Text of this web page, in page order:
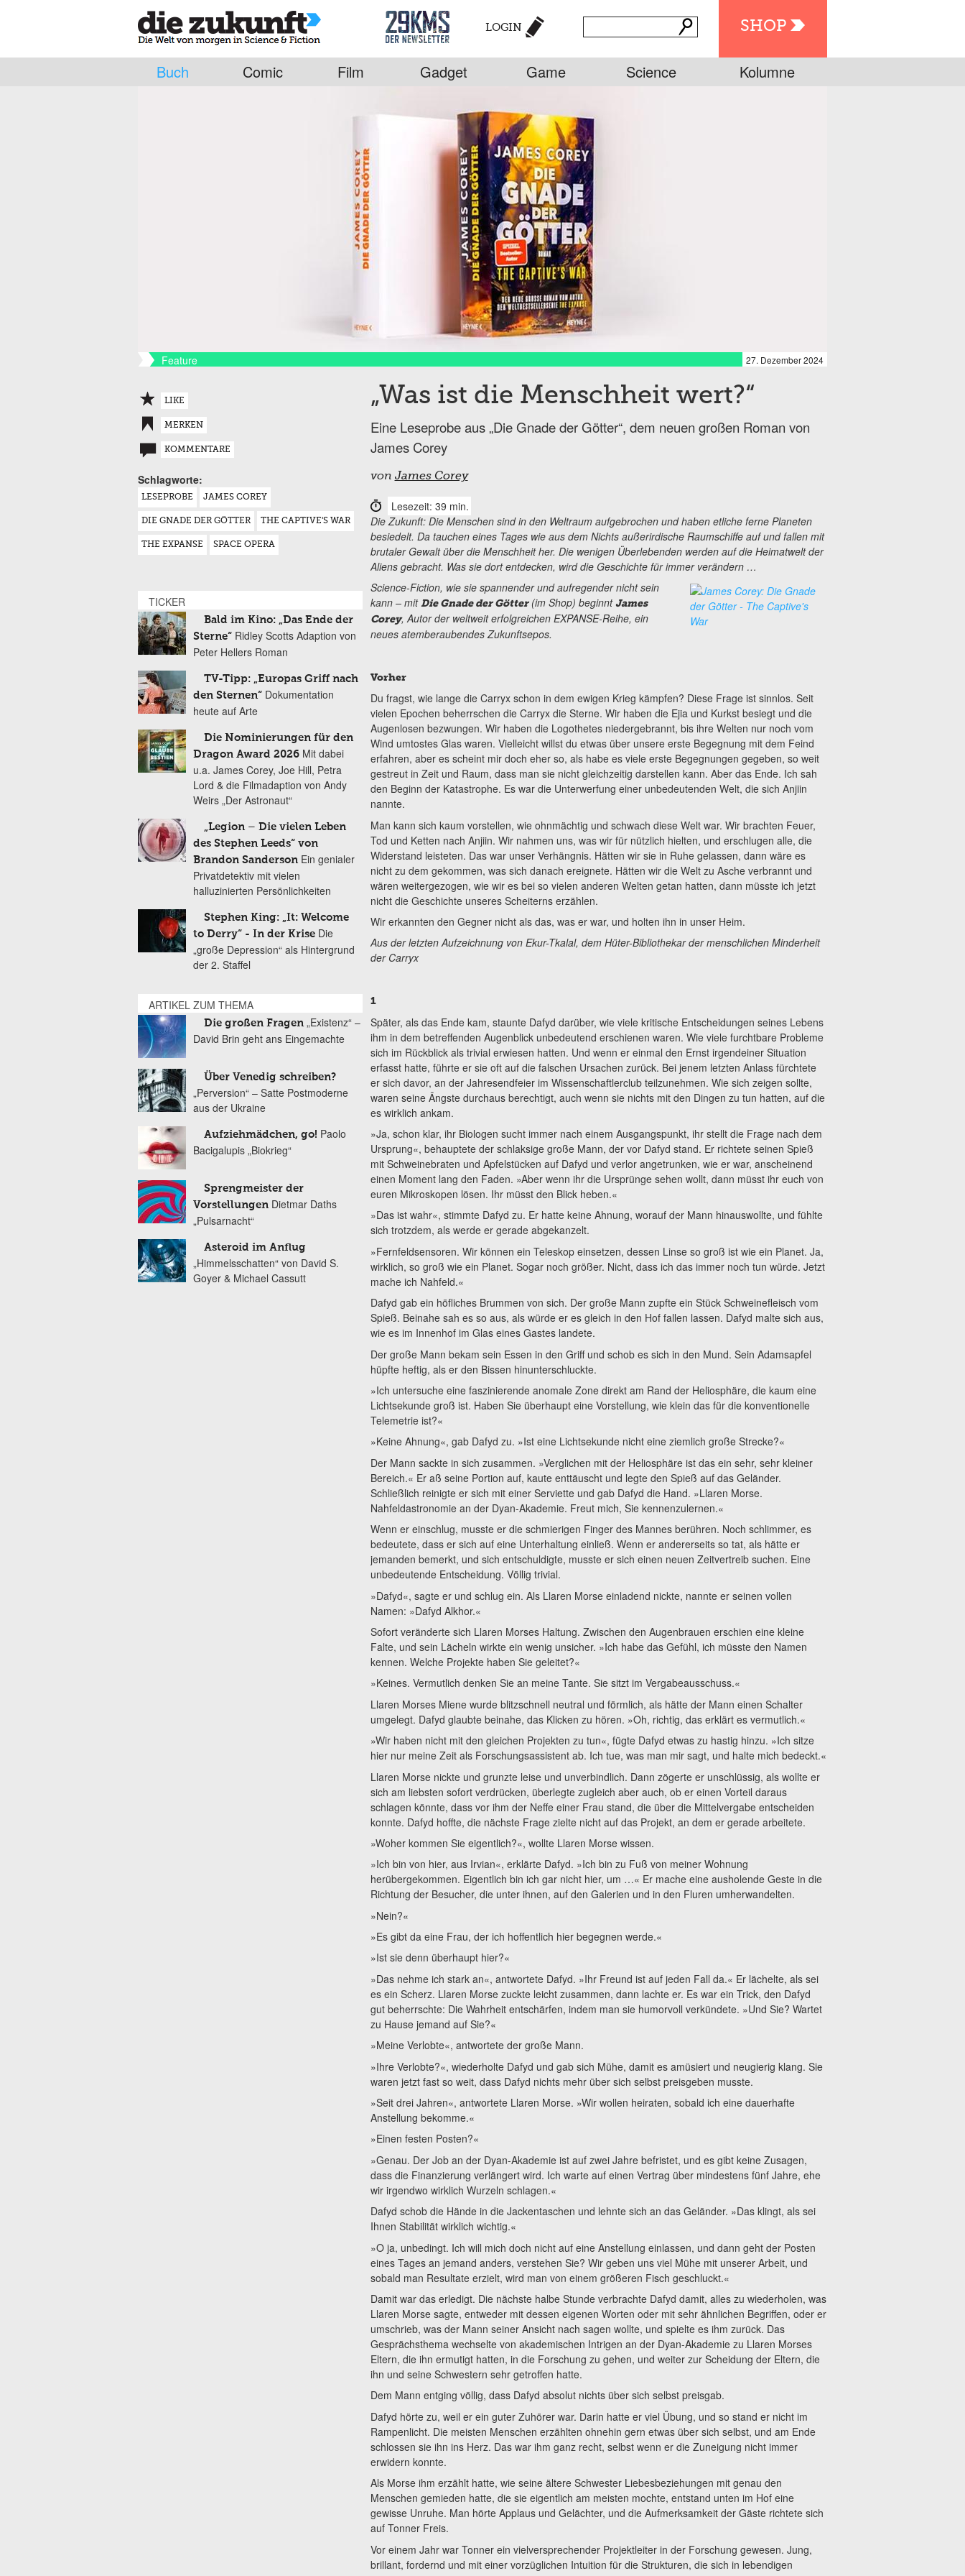
SHOP
LOGIN
Buch Comic Film Gadget Game Science Kolumne
Feature 27. Dezember 2024
„Was ist die Menschheit wert?“
Eine Leseprobe aus „Die Gnade der Götter“, dem neuen großen Roman von
James Corey
von James Corey
Lesezeit: 39 min.
Die Zukunft: Die Menschen sind in den Weltraum aufgebrochen und haben etliche ferne Planeten
besiedelt. Da tauchen eines Tages wie aus dem Nichts außerirdische Raumschiffe auf und fallen mit
brutaler Gewalt über die Menschheit her. Die wenigen Überlebenden werden auf die Heimatwelt der
Aliens gebracht. Was sie dort entdecken, wird die Geschichte für immer verändern …
Science-Fiction, wie sie spannender und aufregender nicht sein
kann – mitDie Gnade der Götter(im Shop) beginntJames
Corey, Autor der weltweit erfolgreichen EXPANSE-Reihe, ein
neues atemberaubendes Zukunftsepos.
Vorher
Du fragst, wie lange die Carryx schon in dem ewigen Krieg kämpfen? Diese Frage ist sinnlos. Seit
vielen Epochen beherrschen die Carryx die Sterne. Wir haben die Ejia und Kurkst besiegt und die
Augenlosen bezwungen. Wir haben die Logothetes niedergebrannt, bis ihre Welten nur noch vom
Wind umtostes Glas waren. Vielleicht willst du etwas über unsere erste Begegnung mit dem Feind
erfahren, aber es scheint mir doch eher so, als habe es viele erste Begegnungen gegeben, so weit
gestreut in Zeit und Raum, dass man sie nicht gleichzeitig darstellen kann. Aber das Ende. Ich sah
den Beginn der Katastrophe. Es war die Unterwerfung einer unbedeutenden Welt, die sich Anjiin
nannte.
Man kann sich kaum vorstellen, wie ohnmächtig und schwach diese Welt war. Wir brachten Feuer,
Tod und Ketten nach Anjiin. Wir nahmen uns, was wir für nützlich hielten, und erschlugen alle, die
Widerstand leisteten. Das war unser Verhängnis. Hätten wir sie in Ruhe gelassen, dann wäre es
nicht zu dem gekommen, was sich danach ereignete. Hätten wir die Welt zu Asche verbrannt und
wären weitergezogen, wie wir es bei so vielen anderen Welten getan hatten, dann müsste ich jetzt
nicht die Geschichte unseres Scheiterns erzählen.
Wir erkannten den Gegner nicht als das, was er war, und holten ihn in unser Heim.
Aus der letzten Aufzeichnung von Ekur-Tkalal, dem Hüter-Bibliothekar der menschlichen Minderheit
der Carryx
1
Später, als das Ende kam, staunte Dafyd darüber, wie viele kritische Entscheidungen seines Lebens
ihm in dem betreffenden Augenblick unbedeutend erschienen waren. Wie viele furchtbare Probleme
sich im Rückblick als trivial erwiesen hatten. Und wenn er einmal den Ernst irgendeiner Situation
erfasst hatte, führte er sie oft auf die falschen Ursachen zurück. Bei jenem letzten Anlass fürchtete
er sich davor, an der Jahresendfeier im Wissenschaftlerclub teilzunehmen. Wie sich zeigen sollte,
waren seine Ängste durchaus berechtigt, auch wenn sie nichts mit den Dingen zu tun hatten, auf die
es wirklich ankam.
»Ja, schon klar, ihr Biologen sucht immer nach einem Ausgangspunkt, ihr stellt die Frage nach dem
Ursprung«, behauptete der schlaksige große Mann, der vor Dafyd stand. Er richtete seinen Spieß
mit Schweinebraten und Apfelstücken auf Dafyd und verlor angetrunken, wie er war, anscheinend
einen Moment lang den Faden. »Aber wenn ihr die Ursprünge sehen wollt, dann müsst ihr euch von
euren Mikroskopen lösen. Ihr müsst den Blick heben.«
»Das ist wahr«, stimmte Dafyd zu. Er hatte keine Ahnung, worauf der Mann hinauswollte, und fühlte
sich trotzdem, als werde er gerade abgekanzelt.
»Fernfeldsensoren. Wir können ein Teleskop einsetzen, dessen Linse so groß ist wie ein Planet. Ja,
wirklich, so groß wie ein Planet. Sogar noch größer. Nicht, dass ich das immer noch tun würde. Jetzt
mache ich Nahfeld.«
Dafyd gab ein höfliches Brummen von sich. Der große Mann zupfte ein Stück Schweinefleisch vom
Spieß. Beinahe sah es so aus, als würde er es gleich in den Hof fallen lassen. Dafyd malte sich aus,
wie es im Innenhof im Glas eines Gastes landete.
Der große Mann bekam sein Essen in den Griff und schob es sich in den Mund. Sein Adamsapfel
hüpfte heftig, als er den Bissen hinunterschluckte.
»Ich untersuche eine faszinierende anomale Zone direkt am Rand der Heliosphäre, die kaum eine
Lichtsekunde groß ist. Haben Sie überhaupt eine Vorstellung, wie klein das für die konventionelle
Telemetrie ist?«
»Keine Ahnung«, gab Dafyd zu. »Ist eine Lichtsekunde nicht eine ziemlich große Strecke?«
Der Mann sackte in sich zusammen. »Verglichen mit der Heliosphäre ist das ein sehr, sehr kleiner
Bereich.« Er aß seine Portion auf, kaute enttäuscht und legte den Spieß auf das Geländer.
Schließlich reinigte er sich mit einer Serviette und gab Dafyd die Hand. »Llaren Morse.
Nahfeldastronomie an der Dyan-Akademie. Freut mich, Sie kennenzulernen.«
Wenn er einschlug, musste er die schmierigen Finger des Mannes berühren. Noch schlimmer, es
bedeutete, dass er sich auf eine Unterhaltung einließ. Wenn er andererseits so tat, als hätte er
jemanden bemerkt, und sich entschuldigte, musste er sich einen neuen Zeitvertreib suchen. Eine
unbedeutende Entscheidung. Völlig trivial.
»Dafyd«, sagte er und schlug ein. Als Llaren Morse einladend nickte, nannte er seinen vollen
Namen: »Dafyd Alkhor.«
Sofort veränderte sich Llaren Morses Haltung. Zwischen den Augenbrauen erschien eine kleine
Falte, und sein Lächeln wirkte ein wenig unsicher. »Ich habe das Gefühl, ich müsste den Namen
kennen. Welche Projekte haben Sie geleitet?«
»Keines. Vermutlich denken Sie an meine Tante. Sie sitzt im Vergabeausschuss.«
Llaren Morses Miene wurde blitzschnell neutral und förmlich, als hätte der Mann einen Schalter
umgelegt. Dafyd glaubte beinahe, das Klicken zu hören. »Oh, richtig, das erklärt es vermutlich.«
»Wir haben nicht mit den gleichen Projekten zu tun«, fügte Dafyd etwas zu hastig hinzu. »Ich sitze
hier nur meine Zeit als Forschungsassistent ab. Ich tue, was man mir sagt, und halte mich bedeckt.«
Llaren Morse nickte und grunzte leise und unverbindlich. Dann zögerte er unschlüssig, als wollte er
sich am liebsten sofort verdrücken, überlegte zugleich aber auch, ob er einen Vorteil daraus
schlagen könnte, dass vor ihm der Neffe einer Frau stand, die über die Mittelvergabe entscheiden
konnte. Dafyd hoffte, die nächste Frage zielte nicht auf das Projekt, an dem er gerade arbeitete.
»Woher kommen Sie eigentlich?«, wollte Llaren Morse wissen.
»Ich bin von hier, aus Irvian«, erklärte Dafyd. »Ich bin zu Fuß von meiner Wohnung
herübergekommen. Eigentlich bin ich gar nicht hier, um …« Er mache eine ausholende Geste in die
Richtung der Besucher, die unter ihnen, auf den Galerien und in den Fluren umherwandelten.
»Nein?«
»Es gibt da eine Frau, der ich hoffentlich hier begegnen werde.«
»Ist sie denn überhaupt hier?«
»Das nehme ich stark an«, antwortete Dafyd. »Ihr Freund ist auf jeden Fall da.« Er lächelte, als sei
es ein Scherz. Llaren Morse zuckte leicht zusammen, dann lachte er. Es war ein Trick, den Dafyd
gut beherrschte: Die Wahrheit entschärfen, indem man sie humorvoll verkündete. »Und Sie? Wartet
zu Hause jemand auf Sie?«
»Meine Verlobte«, antwortete der große Mann.
»Ihre Verlobte?«, wiederholte Dafyd und gab sich Mühe, damit es amüsiert und neugierig klang. Sie
waren jetzt fast so weit, dass Dafyd nichts mehr über sich selbst preisgeben musste.
»Seit drei Jahren«, antwortete Llaren Morse. »Wir wollen heiraten, sobald ich eine dauerhafte
Anstellung bekomme.«
»Einen festen Posten?«
»Genau. Der Job an der Dyan-Akademie ist auf zwei Jahre befristet, und es gibt keine Zusagen,
dass die Finanzierung verlängert wird. Ich warte auf einen Vertrag über mindestens fünf Jahre, ehe
wir irgendwo wirklich Wurzeln schlagen.«
Dafyd schob die Hände in die Jackentaschen und lehnte sich an das Geländer. »Das klingt, als sei
Ihnen Stabilität wirklich wichtig.«
»O ja, unbedingt. Ich will mich doch nicht auf eine Anstellung einlassen, und dann geht der Posten
eines Tages an jemand anders, verstehen Sie? Wir geben uns viel Mühe mit unserer Arbeit, und
sobald man Resultate erzielt, wird man von einem größeren Fisch geschluckt.«
Damit war das erledigt. Die nächste halbe Stunde verbrachte Dafyd damit, alles zu wiederholen, was
Llaren Morse sagte, entweder mit dessen eigenen Worten oder mit sehr ähnlichen Begriffen, oder er
umschrieb, was der Mann seiner Ansicht nach sagen wollte, und spielte es ihm zurück. Das
Gesprächsthema wechselte von akademischen Intrigen an der Dyan-Akademie zu Llaren Morses
Eltern, die ihn ermutigt hatten, in die Forschung zu gehen, und weiter zur Scheidung der Eltern, die
ihn und seine Schwestern sehr getroffen hatte.
Dem Mann entging völlig, dass Dafyd absolut nichts über sich selbst preisgab.
Dafyd hörte zu, weil er ein guter Zuhörer war. Darin hatte er viel Übung, und so stand er nicht im
Rampenlicht. Die meisten Menschen erzählten ohnehin gern etwas über sich selbst, und am Ende
schlossen sie ihn ins Herz. Das war ihm ganz recht, selbst wenn er die Zuneigung nicht immer
erwidern konnte.
Als Morse ihm erzählt hatte, wie seine ältere Schwester Liebesbeziehungen mit genau den
Menschen gemieden hatte, die sie eigentlich am meisten mochte, entstand unten im Hof eine
gewisse Unruhe. Man hörte Applaus und Gelächter, und die Aufmerksamkeit der Gäste richtete sich
auf Tonner Freis.
Vor einem Jahr war Tonner ein vielversprechender Projektleiter in der Forschung gewesen. Jung,
brillant, fordernd und mit einer vorzüglichen Intuition für die Strukturen, die sich in lebendigen
LIKE
MERKEN
KOMMENTARE
Schlagworte:
LESEPROBE JAMES COREY
DIE GNADE DER GÖTTER THE CAPTIVE'S WAR
THE EXPANSE SPACE OPERA
TICKER
Bald im Kino: „Das Ende der
Sterne“ Ridley Scotts Adaption von
Peter Hellers Roman
TV-Tipp: „Europas Griff nach
den Sternen“ Dokumentation
heute auf Arte
Die Nominierungen für den
Dragon Award 2026 Mit dabei
u.a. James Corey, Joe Hill, Petra
Lord & die Filmadaption von Andy
Weirs „Der Astronaut“
„Legion – Die vielen Leben
des Stephen Leeds“ von
Brandon Sanderson Ein genialer
Privatdetektiv mit vielen
halluzinierten Persönlichkeiten
Stephen King: „It: Welcome
to Derry“ - In der Krise Die
„große Depression“ als Hintergrund
der 2. Staffel
ARTIKEL ZUM THEMA
Die großen Fragen „Existenz“ –
David Brin geht ans Eingemachte
Über Venedig schreiben?
„Perversion“ – Satte Postmoderne
aus der Ukraine
Aufziehmädchen, go! Paolo
Bacigalupis „Biokrieg“
Sprengmeister der
Vorstellungen Dietmar Daths
„Pulsarnacht“
Asteroid im Anflug
„Himmelsschatten“ von David S.
Goyer & Michael Cassutt